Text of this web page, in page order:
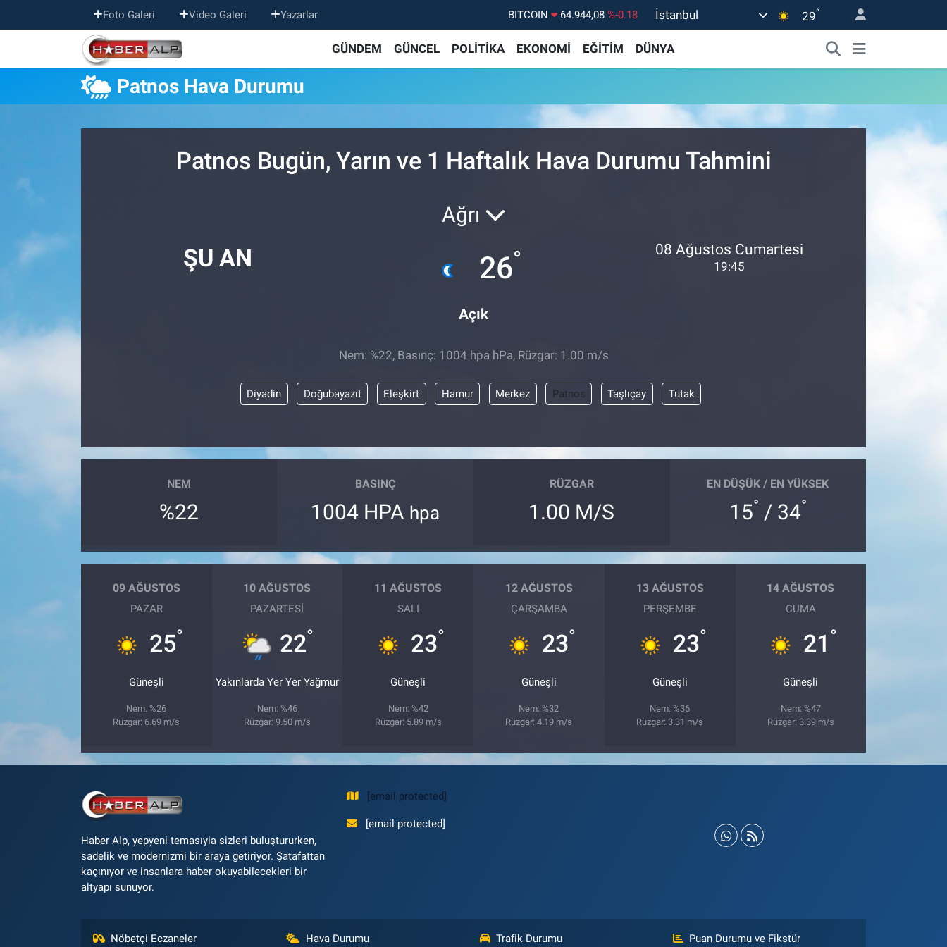
Foto Galeri Video Galeri Yazarlar BITCOIN 64.944,08 %-0.18
47,7436
%0.18
EURO
55,2510 %0.32
GRAM ALTIN
6660.55
İstanbul 29°
GÜNDEM GÜNCEL POLİTİKA EKONOMİ EĞİTİM DÜNYA
Patnos Hava Durumu
Patnos Bugün, Yarın ve 1 Haftalık Hava Durumu Tahmini
ŞU AN
Ağrı
26°
Açık
08 Ağustos Cumartesi
19:45
Nem: %22, Basınç: 1004 hpa hPa, Rüzgar: 1.00 m/s
Diyadin Doğubayazıt Eleşkirt Hamur Merkez Patnos Taşlıçay Tutak
NEM
%22
BASINÇ
1004 HPA hpa
RÜZGAR
1.00 M/S
EN DÜŞÜK / EN YÜKSEK
15° / 34°
09 AĞUSTOS
PAZAR
25°
Güneşli
Nem: %26
Rüzgar: 6.69 m/s
10 AĞUSTOS
PAZARTESI
22°
Yakınlarda Yer Yer Yağmur
Nem: %46
Rüzgar: 9.50 m/s
11 AĞUSTOS
SALI
23°
Güneşli
Nem: %42
Rüzgar: 5.89 m/s
12 AĞUSTOS
ÇARŞAMBA
23°
Güneşli
Nem: %32
Rüzgar: 4.19 m/s
13 AĞUSTOS
PERŞEMBE
23°
Güneşli
Nem: %36
Rüzgar: 3.31 m/s
14 AĞUSTOS
CUMA
21 °
Güneşli
Nem: %47
Rüzgar: 3.39 m/s
Haber Alp, yepyeni temasıyla sizleri buluştururken,
sadelik ve modernizmi bir araya getiriyor. Şatafattan
kaçınıyor ve insanlara haber okuyabilecekleri bir
altyapı sunuyor.
[email protected]
[email protected]
Nöbetçi Eczaneler Hava Durumu Trafik Durumu Puan Durumu ve Fikstür
Nöbetçi Eczaneler
Hava Durumu
Trafik Durumu
Süper Lig Puan Durumu ve Fikstür
Son Dakika Haberleri